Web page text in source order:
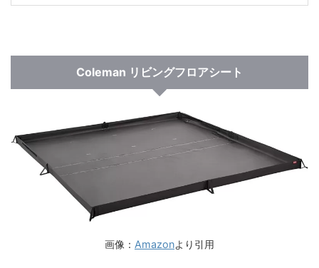
Coleman リビングフロアシート
画像： Amazonより引用